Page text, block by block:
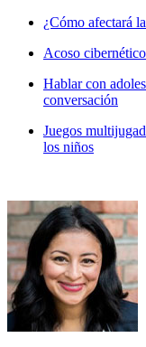
¿Cómo afectará
Acoso
Hablar con
conversación
Juegos
los niños